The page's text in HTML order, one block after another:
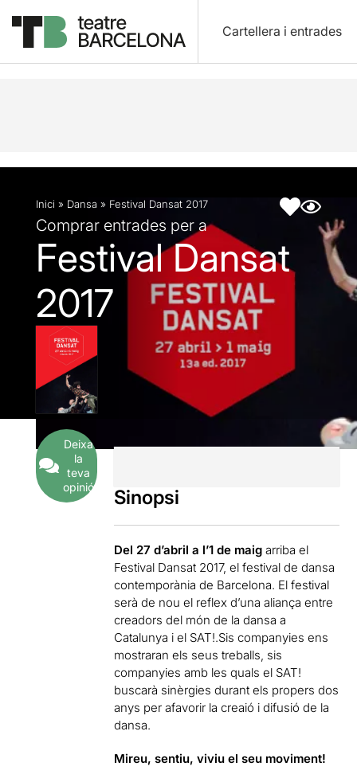
Cartellera i entrades
Descripció Fitxa artística Articles
Inici » Dansa » Festival Dansat 2017
Comprar entrades per a
Festival Dansat
2017
Deixa
la
teva
opinió
Sinopsi
Del 27 d’abril a l’1 de maigarriba el
Festival Dansat 2017, el festival de dansa
contemporània de Barcelona. El festival
serà de nou el reflex d’una aliança entre
creadors del món de la dansa a
Catalunya i el SAT!.Sis companyies ens
mostraran els seus treballs, sis
companyies amb les quals el SAT!
buscarà sinèrgies durant els propers dos
anys per afavorir la creaió i difusió de la
dansa.
Mireu, sentiu, viviu el seu moviment!